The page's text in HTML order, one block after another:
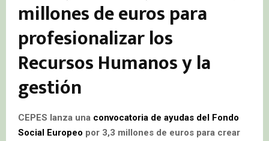
millones de euros para
profesionalizar los
Recursos Humanos y la
gestión
CEPES lanza una convocatoria de ayudas del Fondo
Social Europeo por 3,3 millones de euros para crear